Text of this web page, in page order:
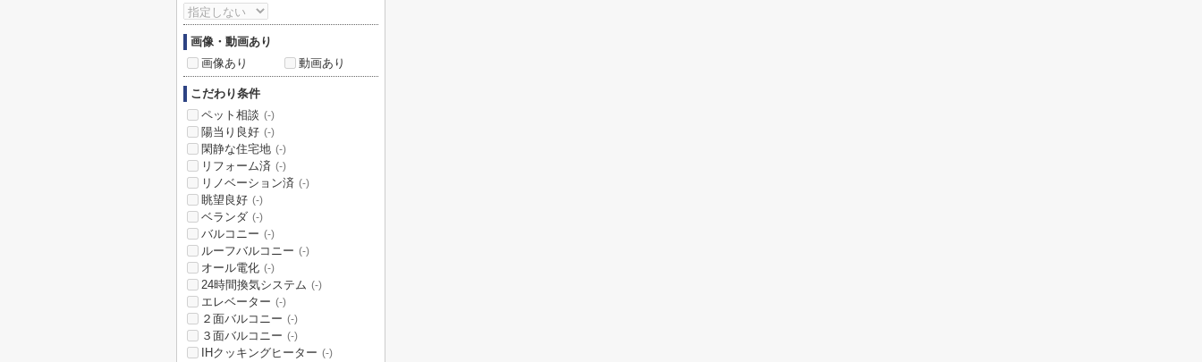
画像・動画あり
画像あり
動画あり
こだわり条件
ペット相談 (-)
陽当り良好 (-)
閑静な住宅地 (-)
リフォーム済 (-)
リノベーション済 (-)
眺望良好 (-)
ベランダ (-)
バルコニー (-)
ルーフバルコニー (-)
オール電化 (-)
24時間換気システム (-)
エレベーター (-)
２面バルコニー (-)
３面バルコニー (-)
IHクッキングヒーター (-)